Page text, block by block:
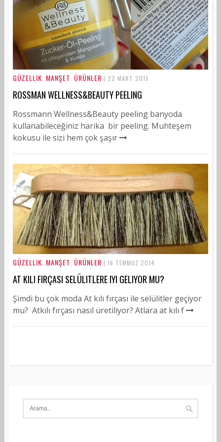
GÜZELLIK MANŞET ÜRÜNLER | 22 MART 2015
ROSSMAN WELLNESS&BEAUTY PEELING
Rossmann Wellness&Beauty peeling banyoda
kullanabileceğiniz harika bir peeling. Muhteşem
kokusu ile sizi hem çok şaşır
GÜZELLIK MANŞET ÜRÜNLER | 16 TEMMUZ 2014
AT KILI FIRÇASI SELÜLITLERE IYI GELIYOR MU?
Şimdi bu çok moda At kılı fırçası ile selülitler geçiyor
mu? Atkılı fırçası nasıl üretiliyor? Atlara at kılı f